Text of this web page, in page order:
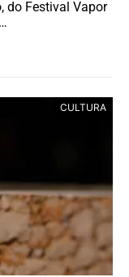
do Festival Vapor
CULTURA